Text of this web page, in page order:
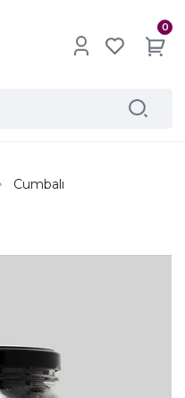
0
Cumbalı